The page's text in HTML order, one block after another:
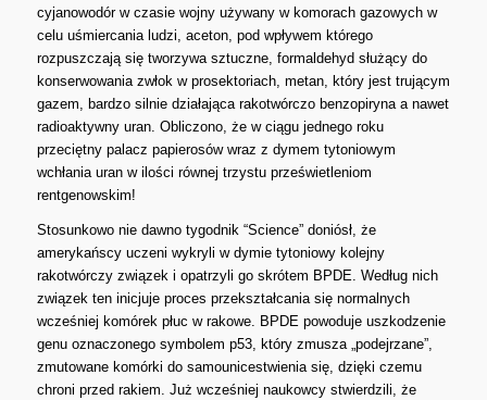
cyjanowodór w czasie wojny używany w komorach gazowych w
celu uśmiercania ludzi, aceton, pod wpływem którego
rozpuszczają się tworzywa sztuczne, formaldehyd służący do
konserwowania zwłok w prosektoriach, metan, który jest trującym
gazem, bardzo silnie działająca rakotwórczo benzopiryna a nawet
radioaktywny uran. Obliczono, że w ciągu jednego roku
przeciętny palacz papierosów wraz z dymem tytoniowym
wchłania uran w ilości równej trzystu prześwietleniom
rentgenowskim!
Stosunkowo nie dawno tygodnik “Science” doniósł, że
amerykańscy uczeni wykryli w dymie tytoniowy kolejny
rakotwórczy związek i opatrzyli go skrótem BPDE. Według nich
związek ten inicjuje proces przekształcania się normalnych
wcześniej komórek płuc w rakowe. BPDE powoduje uszkodzenie
genu oznaczonego symbolem p53, który zmusza „podejrzane”,
zmutowane komórki do samounicestwienia się, dzięki czemu
chroni przed rakiem. Już wcześniej naukowcy stwierdzili, że